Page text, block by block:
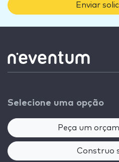
Enviar
Selecione uma opção
Peça um
Construo